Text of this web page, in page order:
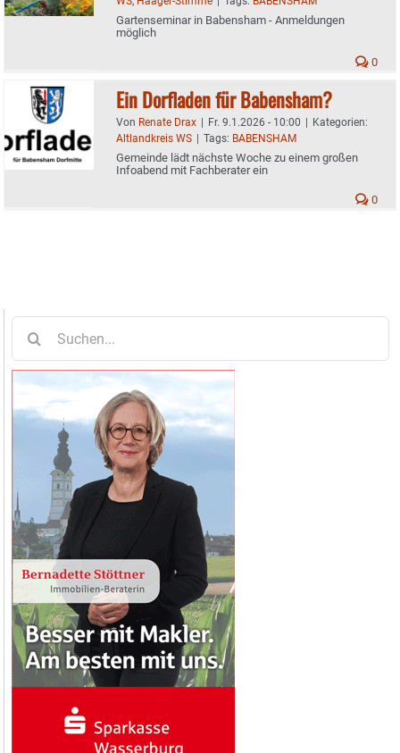
Gartenseminar in Babensham - Anmeldungen
möglich
0
Ein Dorfladen für Babensham?
Von Renate Drax | Fr. 9.1.2026 - 10:00 | Kategorien:
Altlandkreis WS | Tags: BABENSHAM
Gemeinde lädt nächste Woche zu einem großen
Infoabend mit Fachberater ein
0
nach: